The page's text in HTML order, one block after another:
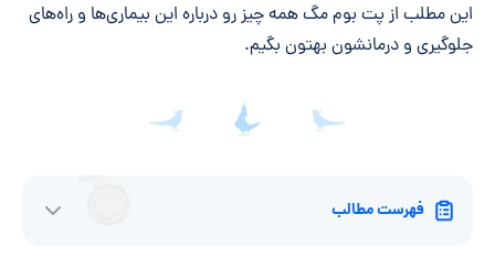
این مطلب از پت بوم مگ همه چیز رو درباره این بیماری‌ها و راه‌های
جلوگیری و درمانشون بهتون بگیم.
فهرست مطالب